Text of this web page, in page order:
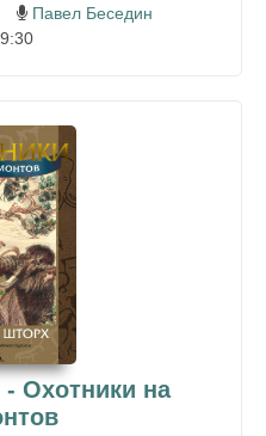
Павел Беседин
Охотники на